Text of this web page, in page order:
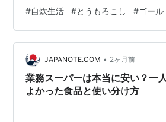
味には少々うるさいところがある。
いぐらい、極め付けは食べ方などチ
多々ある。 今回、我が家に送られて
ラッシュという品種のとうもろこし
ッシュは天候に恵まれ順調に育成し
ど…
#自炊生活 #とうもろこし #ゴール
JAPANOTE.COM • 2ヶ月前
業務スーパーは本当に安い？一
よかった食品と使い分け方